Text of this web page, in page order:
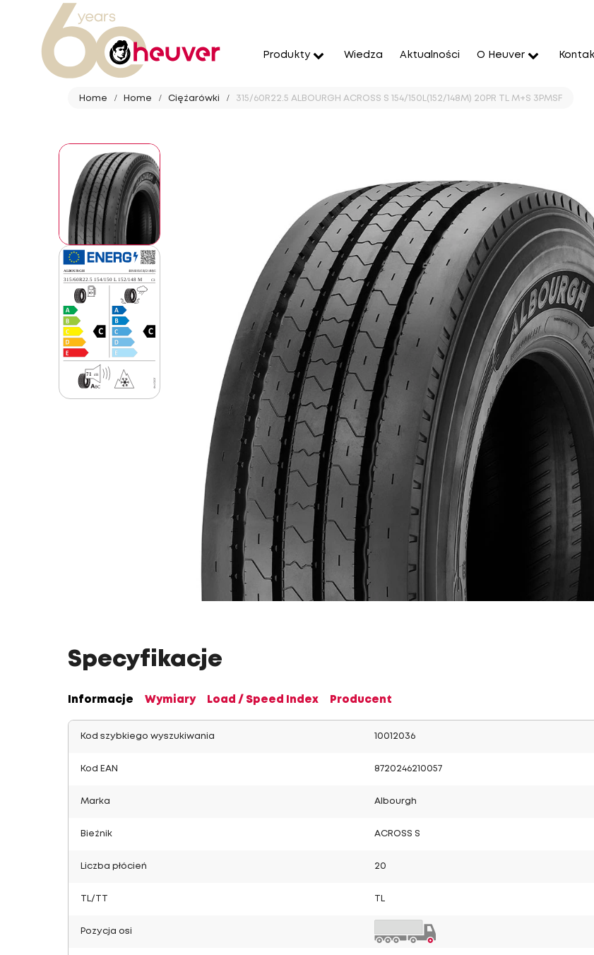
Produkty Wiedza Aktualności O Heuver
Home Home Ciężarówki 315/60R22.5 ALBOURGH ACROSS S 154/150L(152/148M) 20PR TL M+S 3PMSF
Specyfikacje
Informacje Wymiary Load / Speed Index Producent
Kod szybkiego wyszukiwania 10012036
Kod EAN 8720246210057
Marka Albourgh
Bieżnik ACROSS S
Liczba płócień 20
TL/TT
Pozycja osi